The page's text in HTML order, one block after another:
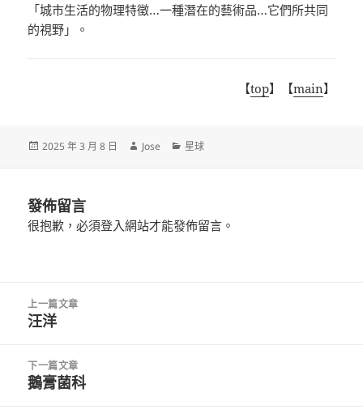
「城市生活的物理特徵…一種潛在的藝術品…它們所共同
的視野」。
【top】【main】
發
2025 年 3 月 8 日
作
Jose
分
星球
發佈留言
很抱歉，必須登入網站才能發佈留言。
上一篇文章
上
篇
文
汪洋
下一篇文章
下
鵝膏菌科